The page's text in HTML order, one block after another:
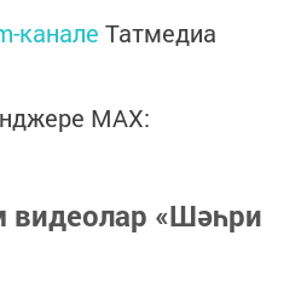
канале Татмедиа
MАХ:
«Шәһри